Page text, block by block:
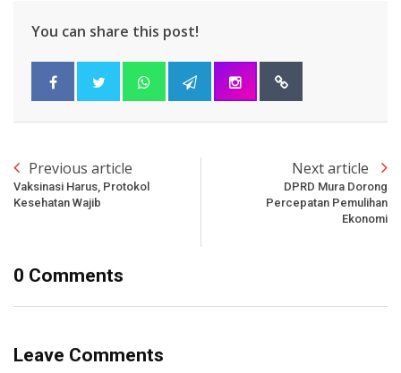
You can share this post!
Previous article
Vaksinasi Harus, Protokol
Kesehatan Wajib
Next article
DPRD Mura Dorong
Percepatan Pemulihan
Ekonomi
0 Comments
Leave Comments